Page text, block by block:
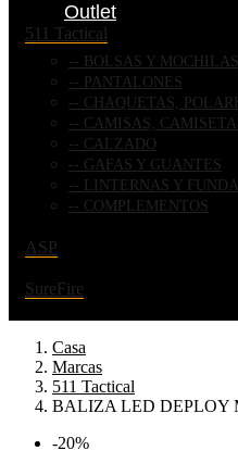
Outlet
511 Tactical
BOLSAS Y MOCHILAS
PANTALONES
CHAQUETAS,
CAMISAS,
CALZADO
GAFAS Y GUANTES
LINTERNAS Y
COMPLEMENTOS
ASP
SureFire
Casa
Marcas
511 Tactical
BALIZA LED DEPLOY
-20%